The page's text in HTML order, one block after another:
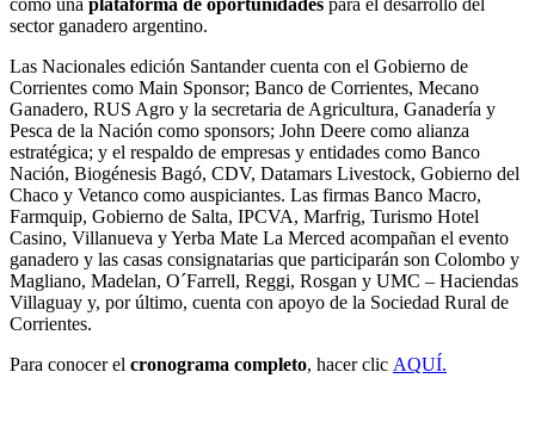
sector ganadero argentino.
Las Nacionales edición Santander cuenta con el Gobierno de
Corrientes como Main Sponsor; Banco de Corrientes, Mecano
Ganadero, RUS Agro y la secretaria de Agricultura, Ganadería y
Pesca de la Nación como sponsors; John Deere como alianza
estratégica; y el respaldo de empresas y entidades como Banco
Nación, Biogénesis Bagó, CDV, Datamars Livestock, Gobierno del
Chaco y Vetanco como auspiciantes. Las firmas Banco Macro,
Farmquip, Gobierno de Salta, IPCVA, Marfrig, Turismo Hotel
Casino, Villanueva y Yerba Mate La Merced acompañan el evento
ganadero y las casas consignatarias que participarán son Colombo y
Magliano, Madelan, O´Farrell, Reggi, Rosgan y UMC – Haciendas
Villaguay y, por último, cuenta con apoyo de la Sociedad Rural de
Corrientes.
Para conocer el cronograma completo, hacer clic AQUÍ.